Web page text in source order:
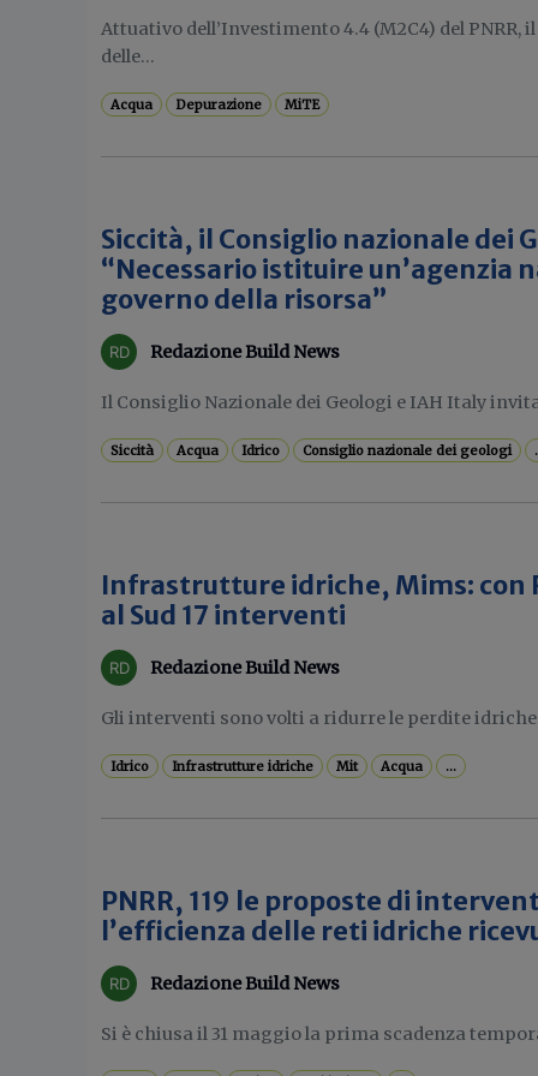
Attuativo dell’Investimento 4.4 (M2C4) del
delle...
Acqua Depurazione MiTE
Siccità, il Consiglio nazionale dei
“Necessario istituire un’agenzia
governo della risorsa”
Redazione Build News
Il Consiglio Nazionale dei Geologi e IAH Italy
Siccità Acqua Idrico Consiglio nazionale dei geologi
Infrastrutture idriche, Mims: con
al Sud 17 interventi
Redazione Build News
Gli interventi sono volti a ridurre le perdite
Idrico Infrastrutture idriche Mit Acqua ...
PNRR, 119 le proposte di
l’efficienza delle reti idriche
Redazione Build News
Si è chiusa il 31 maggio la prima scadenza